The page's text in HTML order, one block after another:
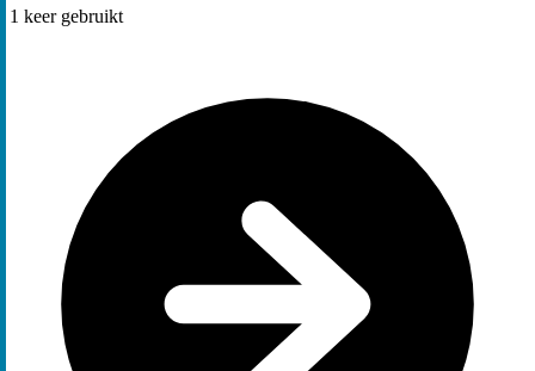
1 keer gebruikt